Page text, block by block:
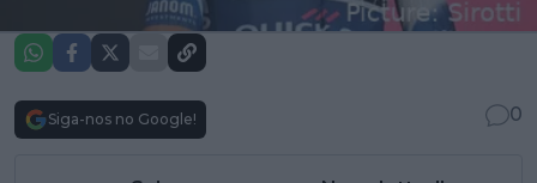
Siga-nos no Google! 0